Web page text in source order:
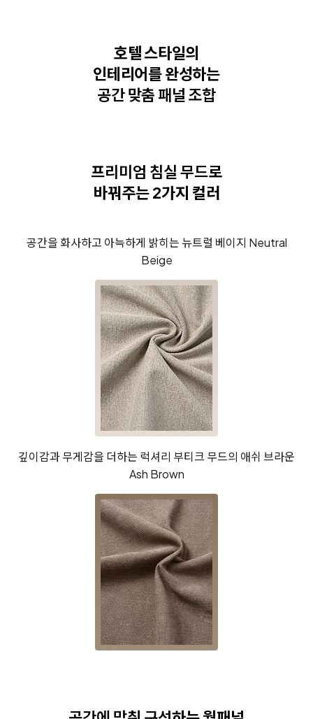
호텔 스타일의
인테리어를 완성하는
공간 맞춤 패널 조합
프리미엄 침실 무드로
바꿔주는 2가지 컬러
공간을 화사하고 아늑하게 밝히는뉴트럴 베이지 Neutral
Beige
깊이감과 무게감을 더하는 럭셔리 부티크 무드의 애쉬 브라운
Ash Brown